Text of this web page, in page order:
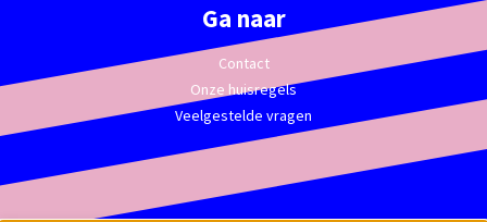
Ga naar
Contact
Onze huisregels
Veelgestelde vragen